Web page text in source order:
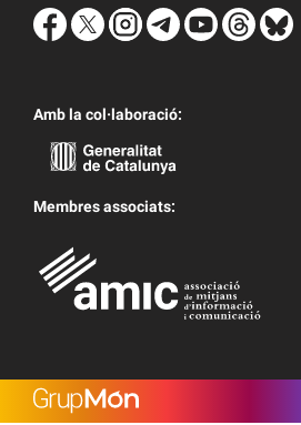
Amb la col·laboració:
Membres associats: